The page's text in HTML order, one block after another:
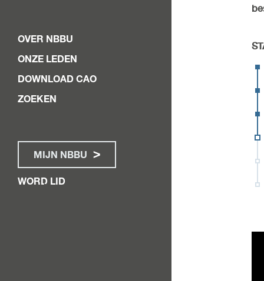
OVER NBBU
ONZE LEDEN
DOWNLOAD CAO
ZOEKEN
MIJN NBBU
WORD LID